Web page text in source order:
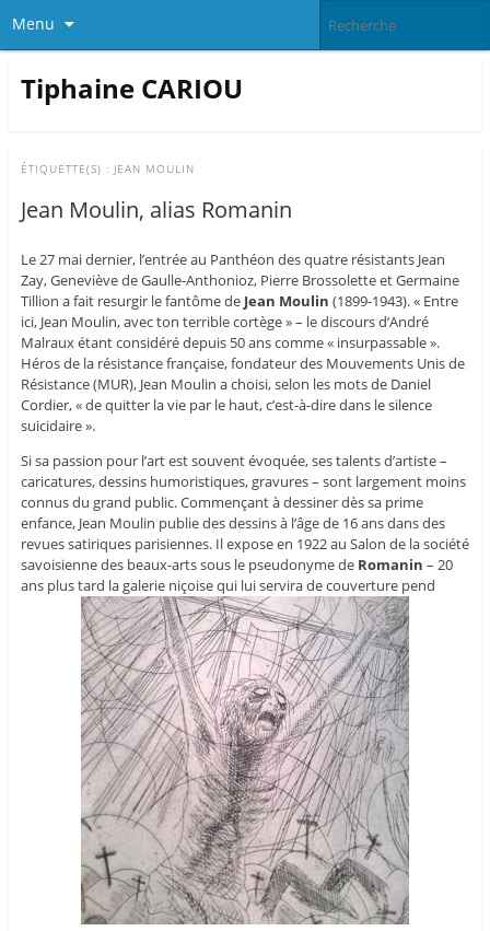
Menu
Tiphaine CARIOU
ÉTIQUETTE(S) : JEAN MOULIN
Jean Moulin, alias Romanin
Le 27 mai dernier, l’entrée au Panthéon des quatre résistants Jean
Zay, Geneviève de Gaulle-Anthonioz, Pierre Brossolette et Germaine
Tillion a fait resurgir le fantôme de Jean Moulin (1899-1943). « Entre
ici, Jean Moulin, avec ton terrible cortège » – le discours d’André
Malraux étant considéré depuis 50 ans comme « insurpassable ».
Héros de la résistance française, fondateur des Mouvements Unis de
Résistance (MUR), Jean Moulin a choisi, selon les mots de Daniel
Cordier, « de quitter la vie par le haut, c’est-à-dire dans le silence
suicidaire ».
Si sa passion pour l’art est souvent évoquée, ses talents d’artiste –
caricatures, dessins humoristiques, gravures – sont largement moins
connus du grand public. Commençant à dessiner dès sa prime
enfance, Jean Moulin publie des dessins à l’âge de 16 ans dans des
revues satiriques parisiennes. Il expose en 1922 au Salon de la société
savoisienne des beaux-arts sous le pseudonyme de Romanin – 20
ans plus tard la galerie niçoise qui lui servira de couverture pend